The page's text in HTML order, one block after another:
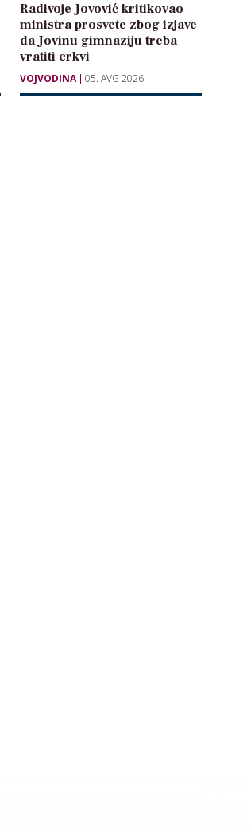
Radivoje Jovović kritikovao
ministra prosvete zbog izjave
da Jovinu gimnaziju treba
vratiti crkvi
VOJVODINA 05. AVG 2026